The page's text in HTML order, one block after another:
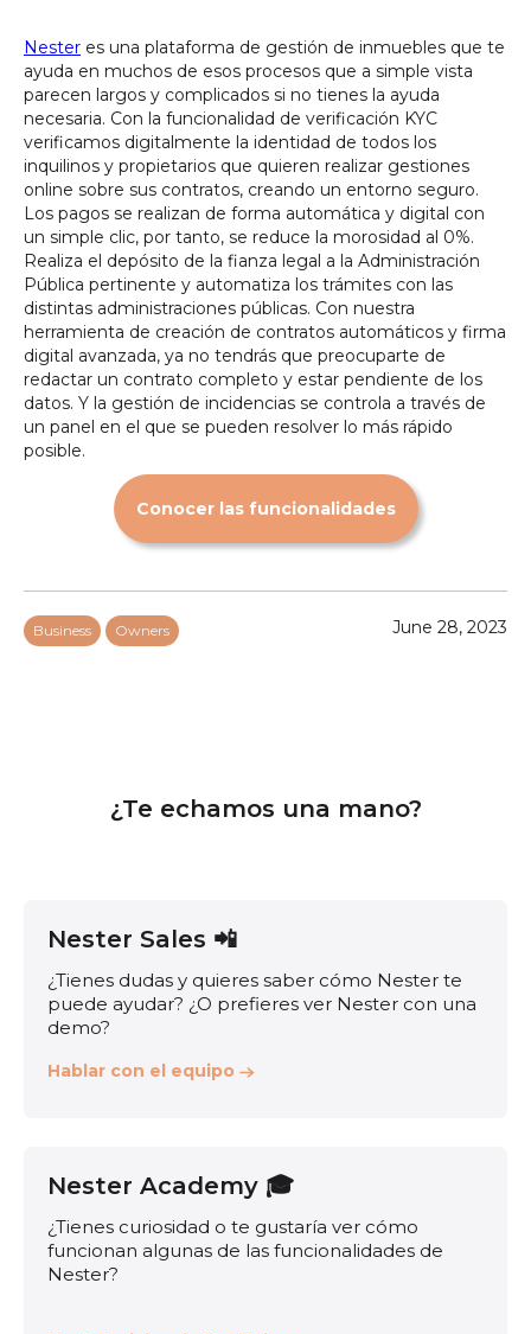
Nester es una plataforma de gestión de inmuebles que te
ayuda en muchos de esos procesos que a simple vista
parecen largos y complicados si no tienes la ayuda
necesaria. Con la funcionalidad de verificación KYC
verificamos digitalmente la identidad de todos los
inquilinos y propietarios que quieren realizar gestiones
online sobre sus contratos, creando un entorno seguro.
Los pagos se realizan de forma automática y digital con
un simple clic, por tanto, se reduce la morosidad al 0%.
Realiza el depósito de la fianza legal a la Administración
Pública pertinente y automatiza los trámites con las
distintas administraciones públicas. Con nuestra
herramienta de creación de contratos automáticos y firma
digital avanzada, ya no tendrás que preocuparte de
redactar un contrato completo y estar pendiente de los
datos. Y la gestión de incidencias se controla a través de
un panel en el que se pueden resolver lo más rápido
posible.
Conocer las funcionalidades
Business Owners June 28, 2023
¿Te echamos una mano?
Nester Sales 📲
¿Tienes dudas y quieres saber cómo Nester te
puede ayudar? ¿O prefieres ver Nester con una
demo?
Hablar con el equipo
Nester Academy 🎓
¿Tienes curiosidad o te gustaría ver cómo
funcionan algunas de las funcionalidades de
Nester?